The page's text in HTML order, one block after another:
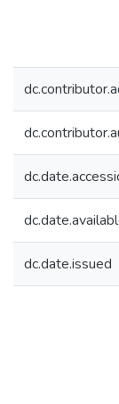
dc.date.issued